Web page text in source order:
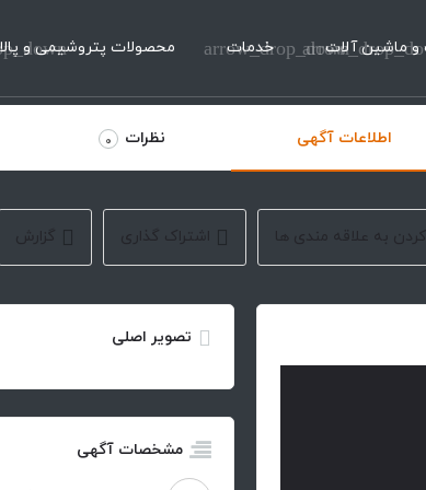
و ماشین آلات خدمات
arrow_drop_down محصولات پتروشیمی و
اطلاعات آگهی نظرات 0
کردن به علاقه مندی ها اشتراک گذاری گزارش
تصویر اصلی
مشخصات آگهی